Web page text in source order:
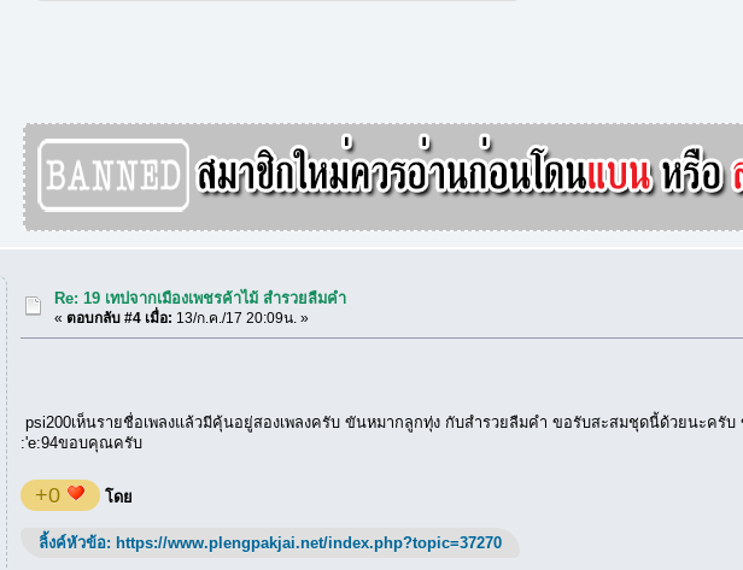
Re: 19 เทปจากเมืองเพชรค้าไม้ สำรวยลืมคำ
«ตอบกลับ #4 เมื่อ: 13/ก.ค./17 20:09น. »
psi200เห็นรายชื่อเพลงแล้วมีคุ้นอยู่สองเพลงครับ ขันหมากลูกทุ่ง กับสำรวยลืมคำ ขอรับสะสมชุดนี้ด้วยนะครั
:'e:94ขอบคุณครับ
+0 โดย
ลิ้งค์หัวข้อ: https://www.plengpakjai.net/index.php?topic=37270